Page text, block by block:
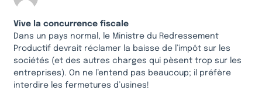
Vive la concurrence fiscale
Dans un pays normal, le Ministre du Redressement
Productif devrait réclamer la baisse de l’impôt sur les
sociétés (et des autres charges qui pèsent trop sur les
entreprises). On ne l’entend pas beaucoup; il préfère
interdire les fermetures d’usines!